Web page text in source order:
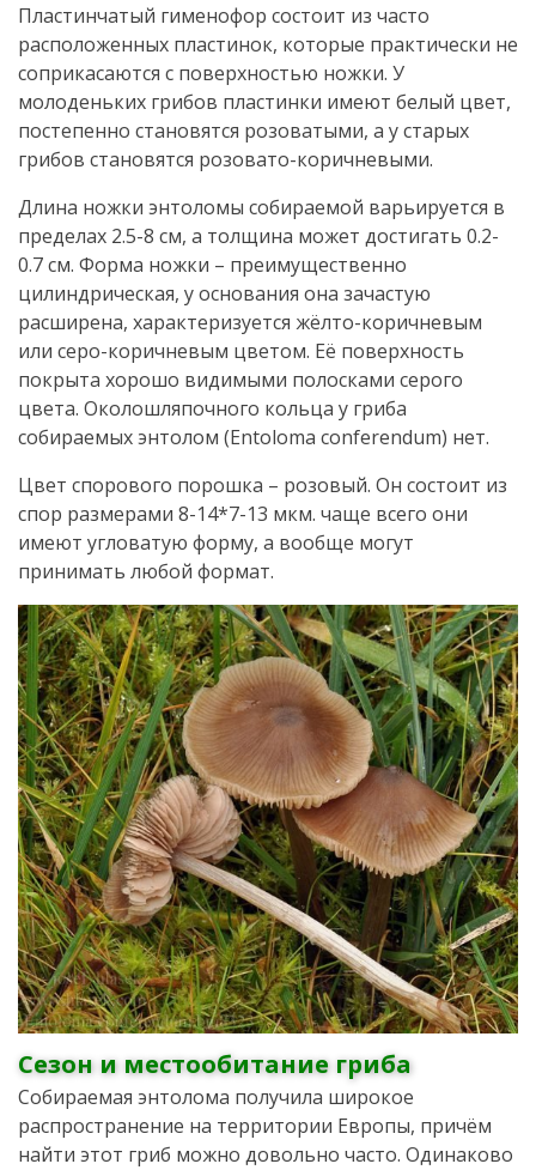
Пластинчатый гименофор состоит из часто
расположенных пластинок, которые практически не
соприкасаются с поверхностью ножки. У
молоденьких грибов пластинки имеют белый цвет,
постепенно становятся розоватыми, а у старых
грибов становятся розовато-коричневыми.
Длина ножки энтоломы собираемой варьируется в
пределах 2.5-8 см, а толщина может достигать 0.2-
0.7 см. Форма ножки – преимущественно
цилиндрическая, у основания она зачастую
расширена, характеризуется жёлто-коричневым
или серо-коричневым цветом. Её поверхность
покрыта хорошо видимыми полосками серого
цвета. Околошляпочного кольца у гриба
собираемых энтолом (Entoloma conferendum) нет.
Цвет спорового порошка – розовый. Он состоит из
спор размерами 8-14*7-13 мкм. чаще всего они
имеют угловатую форму, а вообще могут
принимать любой формат.
Сезон и местообитание гриба
Собираемая энтолома получила широкое
распространение на территории Европы, причём
найти этот гриб можно довольно часто. Одинаково